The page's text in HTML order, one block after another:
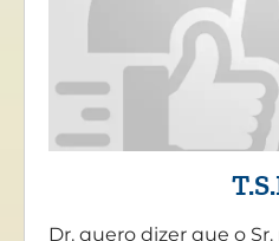
Dr. quero dizer que o